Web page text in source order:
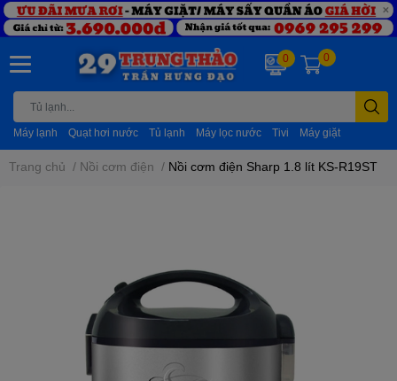
Máy lạnh Quạt hơi nước Tủ lạnh Máy lọc nước Tivi Máy giặt
0 0
Trang chủ / Nồi cơm điện / Nồi cơm điện Sharp 1.8 lít KS-R19ST